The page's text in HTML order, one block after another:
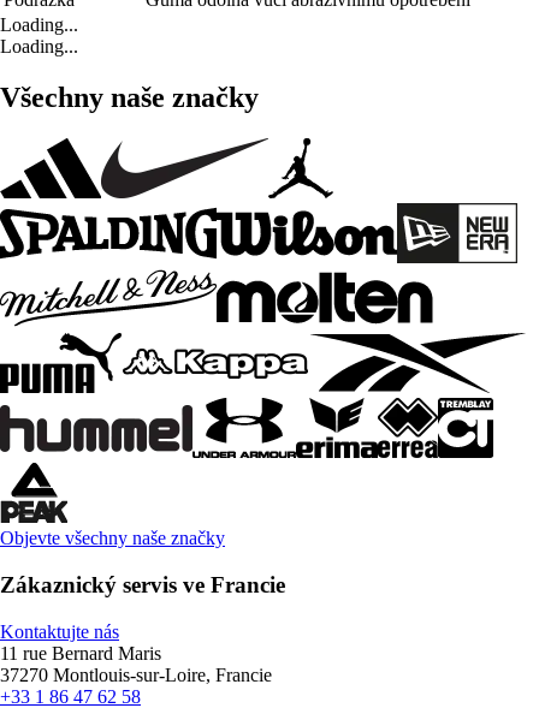
Loading...
Loading...
Všechny naše značky
Objevte všechny naše značky
Zákaznický servis ve Francie
Kontaktujte nás
11 rue Bernard Maris
37270 Montlouis-sur-Loire, Francie
+33 1 86 47 62 58